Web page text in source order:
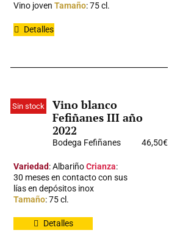
Vino joven Tamaño: 75 cl.
Detalles
Sin stock
Vino blanco
Fefiñanes III año
2022
Bodega Fefiñanes 46,50€
Variedad: AlbariñoCrianza:
30 meses en contacto con sus
lías en depósitos inox
Tamaño: 75 cl.
Detalles